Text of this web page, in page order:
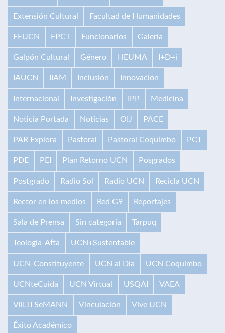
Extensión Cultural Facultad de Humanidades
FEUCN FPCT Funcionarios Galería
Galpón Cultural Género HEUMA I+D+i
IAUCN IIAM Inclusión Innovación
Internacional Investigación IPP Medicina
Noticia Portada Noticias OIJ PACE
PAR Explora Pastoral Pastoral Coquimbo PCT
PDE PEI Plan Retorno UCN Posgrados
Postgrado Radio Sol Radio UCN Recicla UCN
Rector en los medios Red G9 Reportajes
Sala de Prensa Sin categoría Tarpuq
Teología-Afta UCN+Sustentable
UCN-Constituyente UCN al Día UCN Coquimbo
UCNteCuida UCN Virtual USQAI VAEA
VilLTI SeMANN Vinculación Vive UCN
Éxito Académico